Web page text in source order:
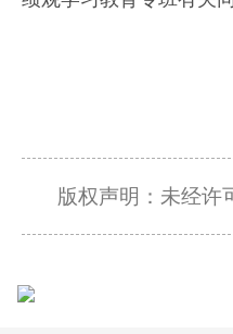
版权声明：未经许